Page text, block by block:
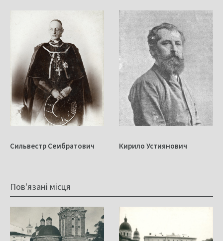
Сильвестр Сембратович Кирило Устиянович
Пов'язані місця